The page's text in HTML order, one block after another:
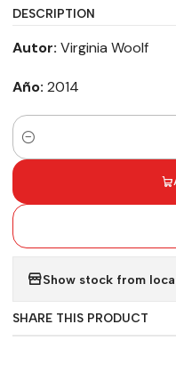
DESCRIPTION
Autor: Virginia Woolf
Año: 2014
Quantity
Show stock from
SHARE THIS PRODUCT